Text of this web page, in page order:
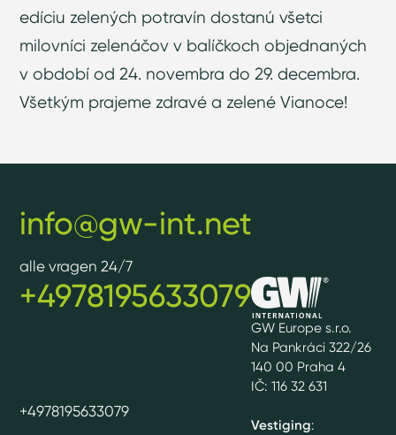
edíciu zelených potravín dostanú všetci
milovníci zelenáčov v balíčkoch objednaných
v období od 24. novembra do 29. decembra.
Všetkým prajeme zdravé a zelené Vianoce!
GW Europe s.r.o.
Na Pankráci 322/26
140 00 Praha 4
IČ: 116 32 631
Vestiging:
info@gw-int.net
alle vragen 24/7
+4978195633079
+4978195633079